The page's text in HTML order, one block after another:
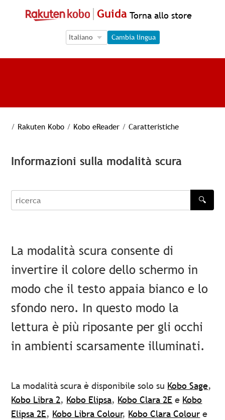
Guida Torna allo store
Language Selection
Language Selection
Cambia lingua
/ Rakuten Kobo / Kobo eReader / Caratteristiche
Informazioni sulla modalità scura
recherche
🔍
La modalità scura consente di
invertire il colore dello schermo in
modo che il testo appaia bianco e lo
sfondo nero. In questo modo la
lettura è più riposante per gli occhi
in ambienti scarsamente illuminati.
La modalità scura è disponibile solo su Kobo Sage,
Kobo Libra 2, Kobo Elipsa, Kobo Clara 2E e Kobo
Elipsa 2E, Kobo Libra Colour, Kobo Clara Colour e